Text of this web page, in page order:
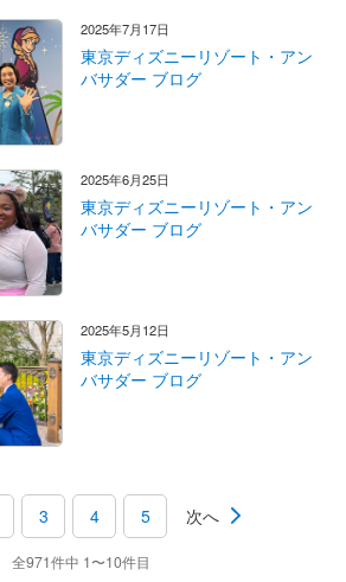
2025年7月17日
東京ディズニーリゾート・アン
バサダー ブログ
2025年6月25日
東京ディズニーリゾート・アン
バサダー ブログ
2025年5月12日
東京ディズニーリゾート・アン
バサダー ブログ
3 4 5 次へ
全971件中 1〜10件目